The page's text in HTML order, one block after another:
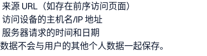
来源 URL（如存在前序访问页面）
访问设备的主机名/IP 地址
服务器请求的时间和日期
据不会与用户的其他个人数据一起保存。